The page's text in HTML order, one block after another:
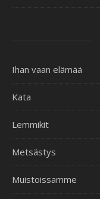
Ihan vaan elämää
Kata
Lemmikit
Metsästys
Muistoissamme